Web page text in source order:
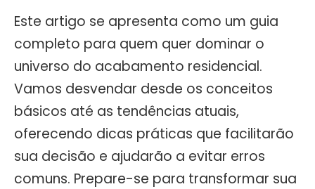
Este artigo se apresenta como um guia
completo para quem quer dominar o
universo do acabamento residencial.
Vamos desvendar desde os conceitos
básicos até as tendências atuais,
oferecendo dicas práticas que facilitarão
sua decisão e ajudarão a evitar erros
comuns. Prepare-se para transformar sua